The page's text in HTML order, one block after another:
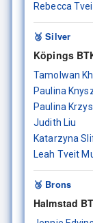
Rebecca
🥈 Silver
Köpings
Tamolwan
Paulina
Paulina
Judith Liu
Katarzyna
Leah Tveit
🥉 Brons
Halmstad